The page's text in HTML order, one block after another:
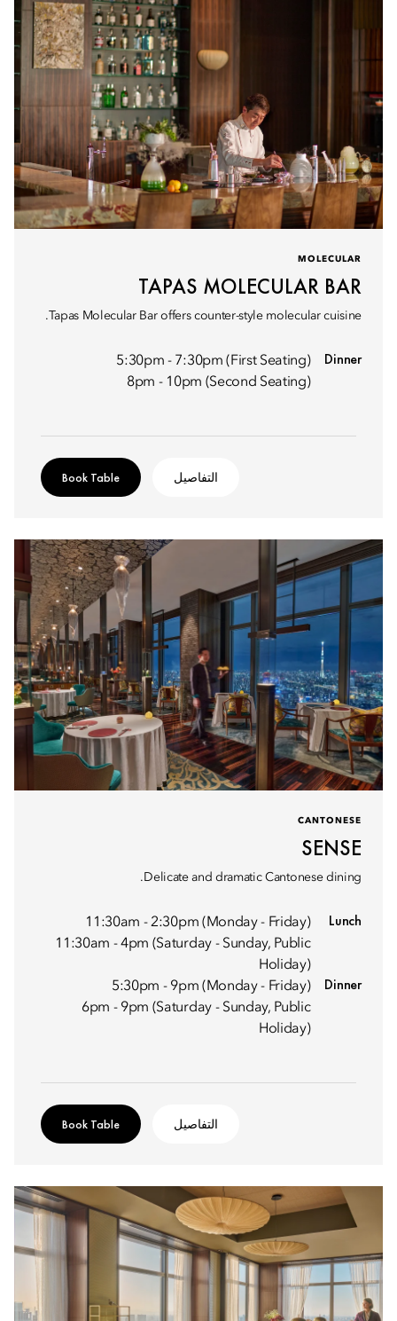
MOLECULAR
TAPAS MOLECULAR BAR
Tapas Molecular Bar offers counter-style molecular cuisine.
Dinner
5:30pm - 7:30pm (First Seating)
8pm - 10pm (Second Seating)
التفاصيل Book Table
CANTONESE
SENSE
Delicate and dramatic Cantonese dining.
Lunch
11:30am - 2:30pm (Monday - Friday)
11:30am - 4pm (Saturday - Sunday, Public
Holiday)
Dinner
5:30pm - 9pm (Monday - Friday)
6pm - 9pm (Saturday - Sunday, Public
Holiday)
التفاصيل Book Table